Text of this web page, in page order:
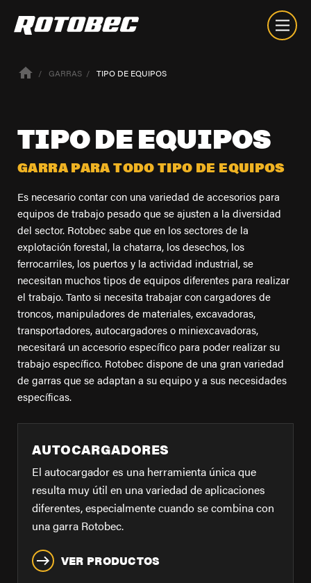
ENCUENTRE UN DISTRIBUIDOR
Nuestra Empresa
Carreras
Soporte
Contacto
Tienda
GARRAS TIPO DE EQUIPOS
TIPODEEQUIPOS
GARRA PARA TODO TIPO DE EQUIPOS
Es necesario contar con una variedad de accesorios para
equipos de trabajo pesado que se ajusten a la diversidad
del sector. Rotobec sabe que en los sectores de la
explotación forestal, la chatarra, los desechos, los
ferrocarriles, los puertos y la actividad industrial, se
necesitan muchos tipos de equipos diferentes para realizar
el trabajo. Tanto si necesita trabajar con cargadores de
troncos, manipuladores de materiales, excavadoras,
transportadores, autocargadores o miniexcavadoras,
necesitará un accesorio específico para poder realizar su
trabajo específico. Rotobec dispone de una gran variedad
de garras que se adaptan a su equipo y a sus necesidades
específicas.
AUTOCARGADORES
El autocargador es una herramienta única que
resulta muy útil en una variedad de aplicaciones
diferentes, especialmente cuando se combina con
una garra Rotobec.
VER PRODUCTOS